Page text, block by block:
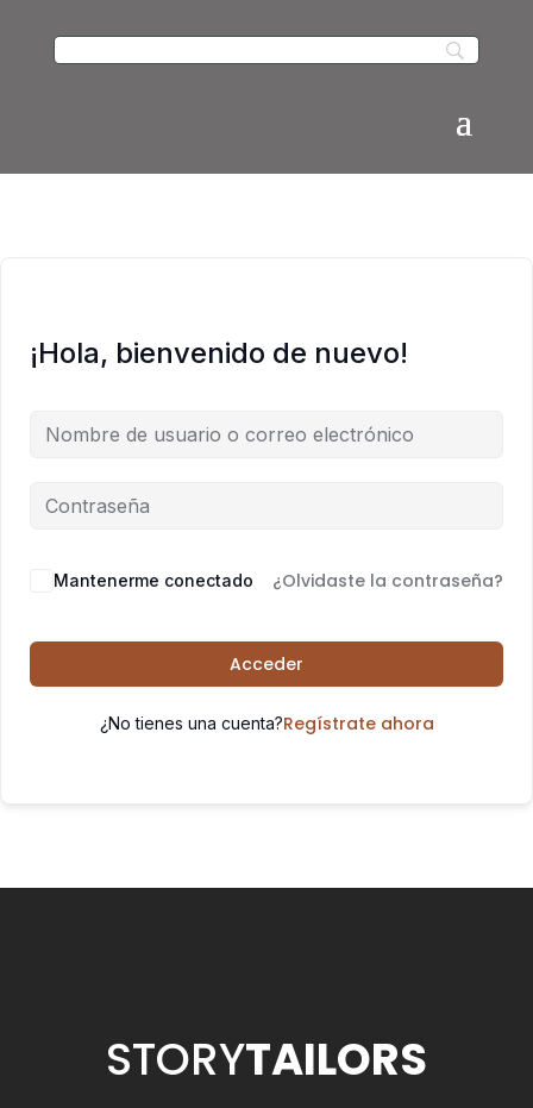
¡Hola, bienvenido de nuevo!
Mantenerme conectado ¿Olvidaste la contraseña?
Acceder
¿No tienes una cuenta?Regístrate ahora
STORYTAILORS